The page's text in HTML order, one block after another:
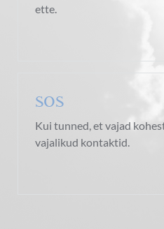
ette.
SOS
Kui tunned, et vajad
vajalikud kontaktid.